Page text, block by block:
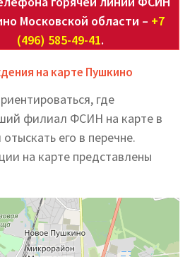
Московской области – +7
(496) 585-49-41.
на карте Пушкино
где
филиал ФСИН на карте в
его в перечне.
на карте представлены